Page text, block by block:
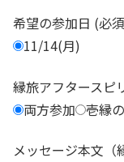
希望の参加日 (必
11/14(月)
縁旅アフタースピ
両方参加 壱縁
メッセージ本文（